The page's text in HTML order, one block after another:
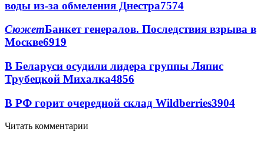
воды из-за обмеления Днестра7574
СюжетБанкет генералов. Последствия взрыва в
Москве6919
В Беларуси осудили лидера группы Ляпис
Трубецкой Михалка4856
В РФ горит очередной склад Wildberries3904
Читать комментарии